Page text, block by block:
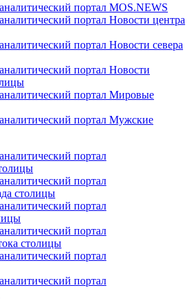
портал MOS.NEWS
портал Новости центра
портал Новости севера
портал Новости
портал Мировые
портал Мужские
портал
портал
столицы
портал
портал
столицы
портал
портал